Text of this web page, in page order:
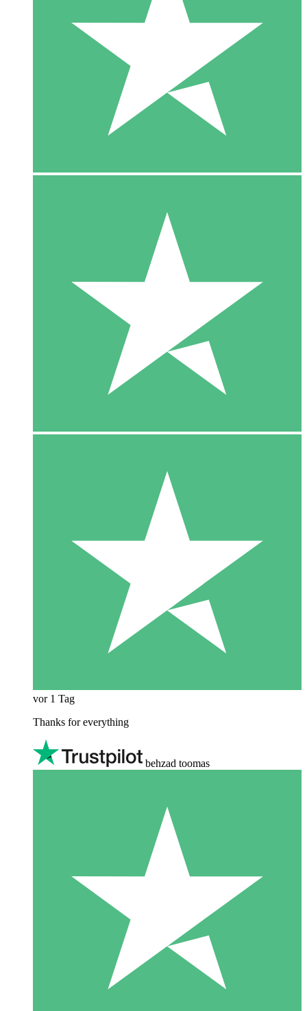
vor 1 Tag
Thanks for everything
behzad toomas